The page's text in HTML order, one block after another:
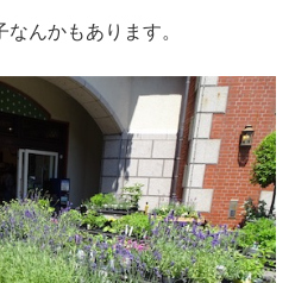
んかもあります。